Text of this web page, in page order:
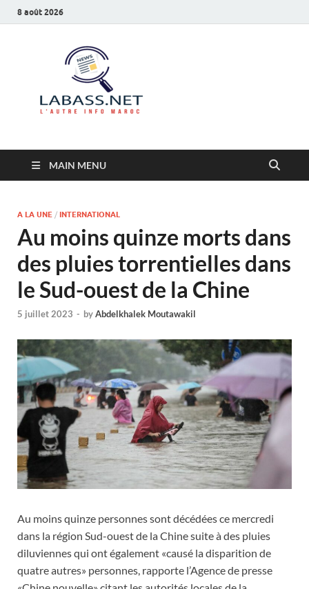
8 août 2026
MAIN MENU
A LA UNE / INTERNATIONAL
Au moins quinze morts dans
des pluies torrentielles dans
le Sud-ouest de la Chine
5 juillet 2023 - byAbdelkhalek Moutawakil
Au moins quinze personnes sont décédées ce mercredi
dans la région Sud-ouest de la Chine suite à des pluies
diluviennes qui ont également «causé la disparition de
quatre autres» personnes, rapporte l’Agence de presse